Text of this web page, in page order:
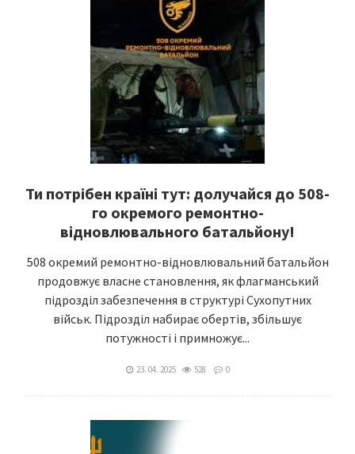
Ти потрібен країні тут: долучайся до 508-
го окремого ремонтно-
відновлювального батальйону!
508 окремий ремонтно-відновлювальний батальйон
продовжує власне становлення, як флагманський
підрозділ забезпечення в структурі Сухопутних
військ. Підрозділ набирає обертів, збільшує
потужності і примножує...
23. 04. 2025 528 0